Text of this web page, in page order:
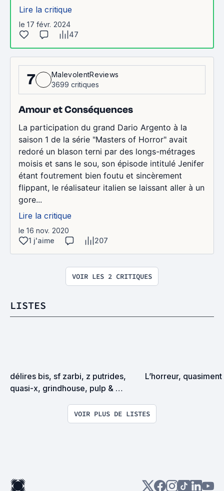
Lire la critique
le 17 févr. 2024
47
7
MalevolentReviews
3699 critiques
Amour et Conséquences
La participation du grand Dario Argento à la
saison 1 de la série "Masters of Horror" avait
redoré un blason terni par des longs-métrages
moisis et sans le sou, son épisode intitulé Jenifer
étant foutrement bien foutu et sincèrement
flippant, le réalisateur italien se laissant aller à un
gore...
Lire la critique
le 16 nov. 2020
1 j'aime
207
VOIR LES 2 CRITIQUES
LISTES
délires bis, sf zarbi, z putrides,
quasi-x, grindhouse, pulp &
L’horreur,
VOIR PLUS DE LISTES